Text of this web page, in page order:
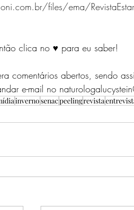
files/ema/
clica no ♥ para eu saber!
comentários abertos, sendo
e-mail no
invernosenacpeelingrevista